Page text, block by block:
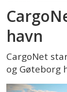
havn
CargoNet
og Gøteborg